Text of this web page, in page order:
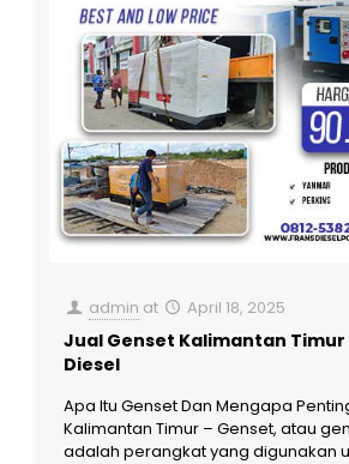
admin at April 18, 2025
Jual Genset Kalimantan Timur
Diesel
Apa Itu Genset Dan Mengapa
Kalimantan Timur – Genset, atau
adalah perangkat yang digunakan